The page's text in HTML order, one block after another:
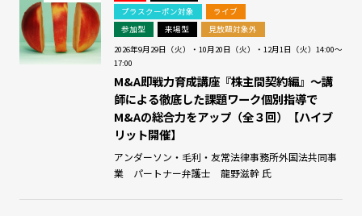
プラスクーポン対象
ライブ
参加型
来場型
見放題対象外
2026年9月29日（火）・10月20日（火）・12月1日（火）14:00～
17:00
M&A即戦力育成講座『株主間契約編』～講
師による徹底した課題ワーク個別指導で
M&Aの総合力をアップ（全３回）【ハイブ
リット開催】
アンダーソン・毛利・友常法律事務所外国法共同事
業 パートナー弁護士 龍野滋幹 氏